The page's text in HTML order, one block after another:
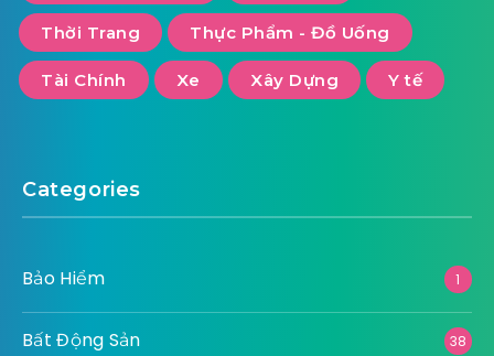
Thời Trang Thực Phẩm - Đồ Uống
Tài Chính Xe Xây Dựng Y tế
Categories
Bảo Hiểm 1
Bất Động Sản 38